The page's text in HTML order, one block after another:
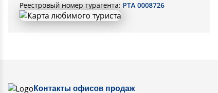
Реестровый номер турагента: РТА 0008726
Контакты офисов продаж